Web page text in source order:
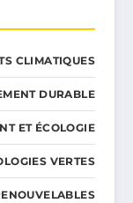
CLIMATIQUES
DURABLE
ET ÉCOLOGIE
VERTES